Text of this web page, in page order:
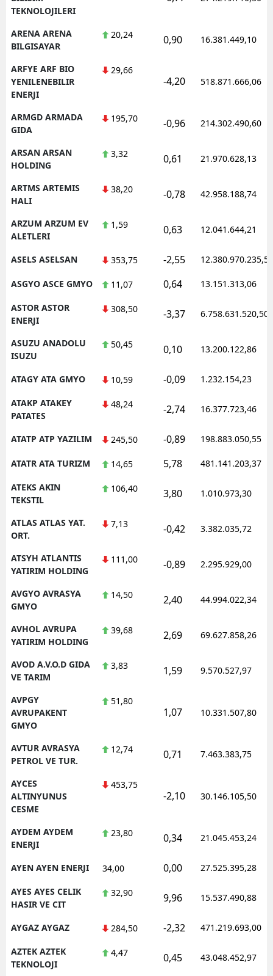
TEKNOLOJILERI
ARENA ARENA
BILGISAYAR
20,24 0,90 16.381.449,10
ARFYE ARF BIO
YENILENEBILIR
ENERJI
29,66
-4,20 518.871.666,06
ARMGD ARMADA
GIDA
195,70 -0,96 214.302.490,60
ARSAN ARSAN
HOLDING
3,32 0,61 21.970.628,13
ARTMS ARTEMIS
HALI
38,20 -0,78 42.958.188,74
ARZUM ARZUM EV
ALETLERI
1,59 0,63 12.041.644,21
ASELS ASELSAN 353,75 -2,55 12.380.970.235,50
ASGYO ASCE GMYO 11,07 0,64 13.151.313,06
ASTOR ASTOR
ENERJI
308,50 -3,37 6.758.631.520,50
ASUZU ANADOLU
ISUZU
50,45 0,10 13.200.122,86
ATAGY ATA GMYO 10,59 -0,09 1.232.154,23
ATAKP ATAKEY
PATATES
48,24 -2,74 16.377.723,46
ATATP ATP YAZILIM 245,50 -0,89 198.883.050,55
ATATR ATA TURIZM 14,65 5,78 481.141.203,37
ATEKS AKIN
TEKSTIL
106,40 3,80 1.010.973,30
ATLAS ATLAS YAT.
ORT.
7,13 -0,42 3.382.035,72
ATSYH ATLANTIS
YATIRIM HOLDING
111,00 -0,89 2.295.929,00
AVGYO AVRASYA
GMYO
14,50 2,40 44.994.022,34
AVHOL AVRUPA
YATIRIM HOLDING
39,68 2,69 69.627.858,26
AVOD A.V.O.D GIDA
VE TARIM
3,83 1,59 9.570.527,97
AVPGY
AVRUPAKENT
GMYO
51,80
1,07 10.331.507,80
AVTUR AVRASYA
PETROL VE TUR.
12,74 0,71 7.463.383,75
AYCES
ALTINYUNUS
CESME
453,75
-2,10 30.146.105,50
AYDEM AYDEM
ENERJI
23,80 0,34 21.045.453,24
AYEN AYEN ENERJI 34,00 0,00 27.525.395,28
AYES AYES CELIK
HASIR VE CIT
32,90 9,96 15.537.490,88
AYGAZ AYGAZ 284,50 -2,32 471.219.693,00
AZTEK AZTEK
TEKNOLOJI
4,47 0,45 43.048.452,97